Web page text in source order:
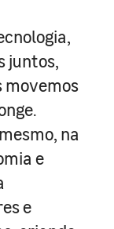
juntos,
movemos
na
e
e